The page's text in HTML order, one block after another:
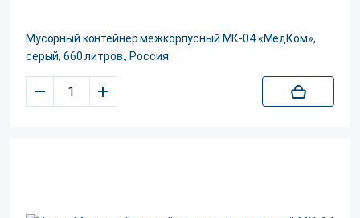
Мусорный контейнер межкорпусный МК-04 «МедКом»,
серый, 660 литров., Россия
– +